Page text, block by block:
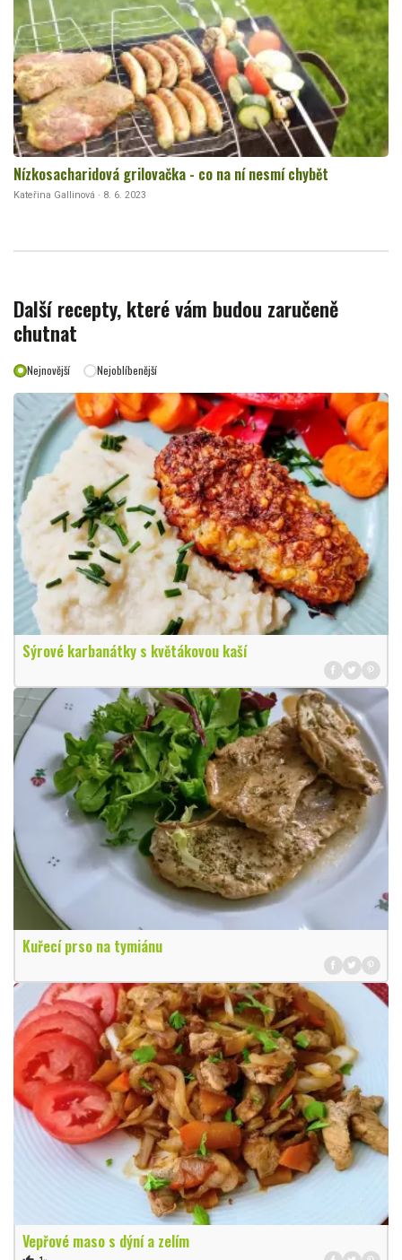
Nízkosacharidová grilovačka - co na ní nesmí chybět
Kateřina Gallinová · 8. 6. 2023
Další recepty, které vám budou zaručeně
chutnat
Nejnovější Nejoblíbenější
Sýrové karbanátky s květákovou kaší
Kuřecí prso na tymiánu
Vepřové maso s dýní a zelím